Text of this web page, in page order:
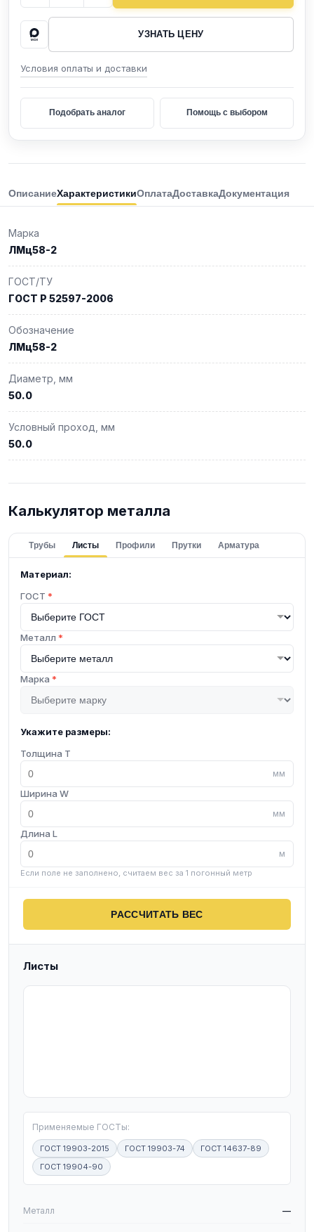
УЗНАТЬ ЦЕНУ
Условия оплаты и доставки
Подобрать аналог Помощь с выбором
ОписаниеХарактеристикиОплатаДоставкаДокументация
Марка
ЛМц58-2
ГОСТ/ТУ
ГОСТ Р 52597-2006
Обозначение
ЛМц58-2
Диаметр, мм
50.0
Условный проход, мм
50.0
Калькулятор металла
Трубы Листы Профили Прутки Арматура
Материал:
ГОСТ *
Металл *
Марка *
Укажите размеры:
Толщина T
мм
Ширина W
мм
Длина L
м
Если поле не заполнено, считаем вес за 1 погонный метр
РАССЧИТАТЬ ВЕС
Листы
Применяемые ГОСТы:
ГОСТ 19903-2015 ГОСТ 19903-74
ГОСТ 14637-89
ГОСТ 19904-90
Металл —